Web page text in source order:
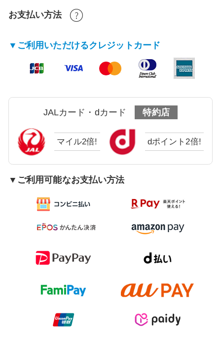
お支払い方法
▼ご利用いただけるクレジットカード
JALカード・dカード 特約店
マイル2倍! dポイント2倍!
▼ご利用可能なお支払い方法